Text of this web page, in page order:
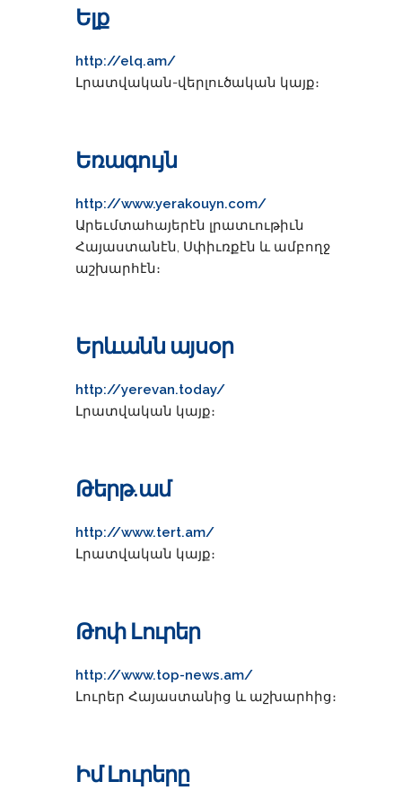
Ելք
http://elq.am/
Լրատվական-վերլուծական կայք։
Եռագույն
http://www.yerakouyn.com/
Արեւմտահայերէն լրատւութիւն
Հայաստանէն, Սփիւռքէն և ամբողջ
աշխարհէն։
Երևանն այսօր
http://yerevan.today/
Լրատվական կայք։
Թերթ.ամ
http://www.tert.am/
Լրատվական կայք։
Թոփ Լուրեր
http://www.top-news.am/
Լուրեր Հայաստանից և աշխարհից։
Իմ Լուրերը